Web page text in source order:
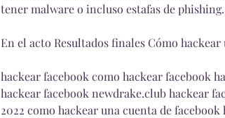
tener malware o incluso estafas de phishing.
En el acto Resultados finales Cómo
hackear facebook como hackear facebook
hackear facebook newdrake.club hackear
2022 como hackear una cuenta de